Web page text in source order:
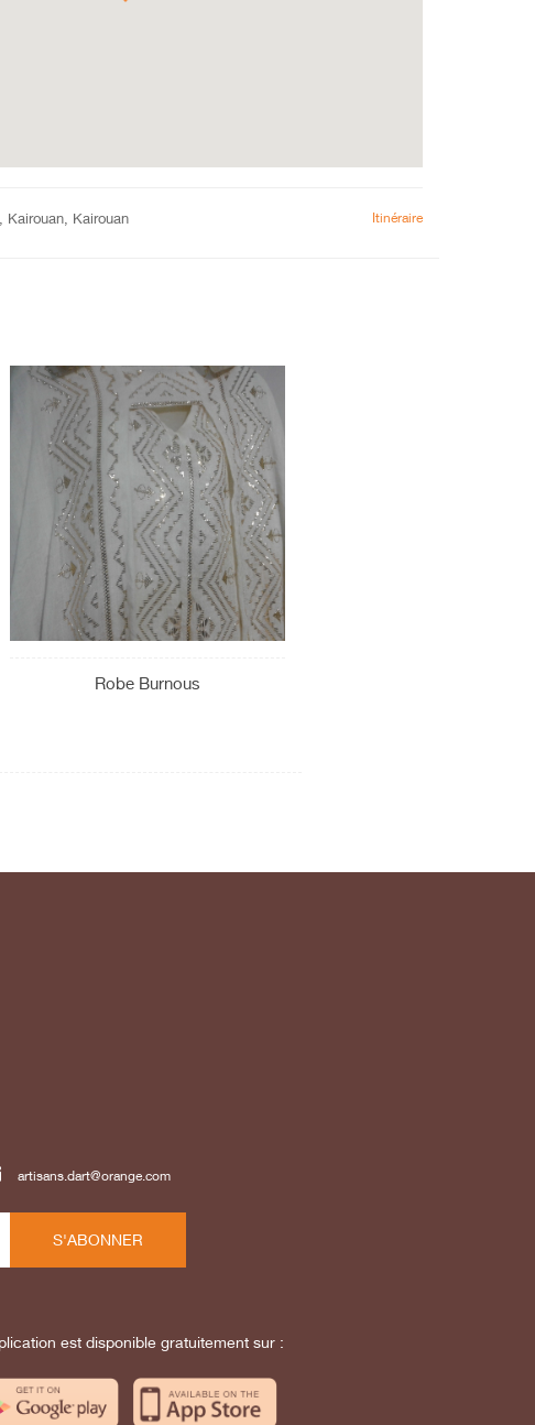
Kairouan, Kairouan Itinéraire
Robe Burnous
artisans.dart@orange.com
S'ABONNER
est disponible gratuitement sur :